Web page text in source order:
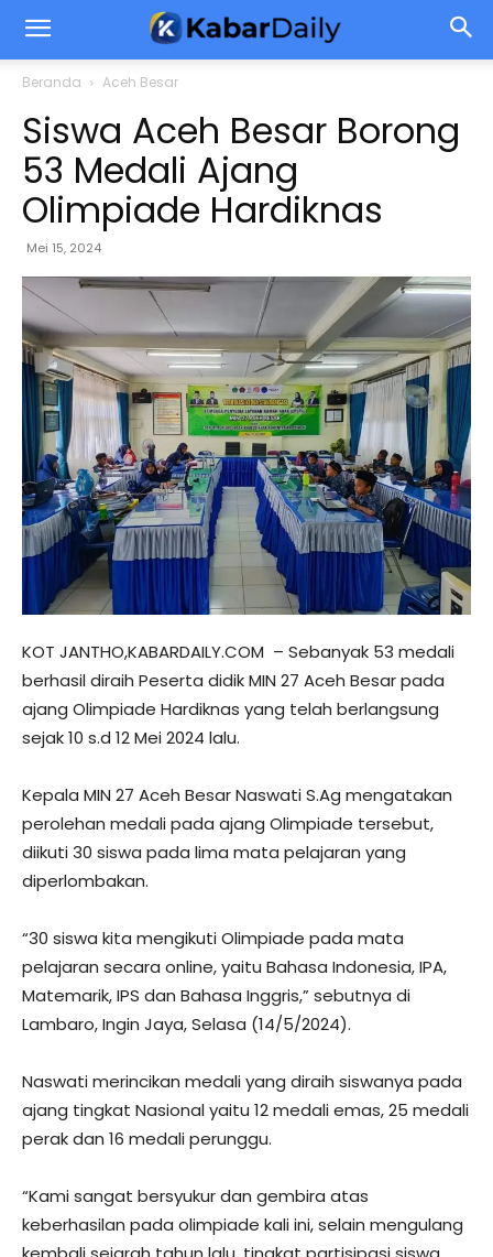
Beranda Aceh Besar
Siswa Aceh Besar Borong
53 Medali Ajang
Olimpiade Hardiknas
Mei 15, 2024
KOT JANTHO,KABARDAILY.COM – Sebanyak 53 medali
berhasil diraih Peserta didik MIN 27 Aceh Besar pada
ajang Olimpiade Hardiknas yang telah berlangsung
sejak 10 s.d 12 Mei 2024 lalu.
Kepala MIN 27 Aceh Besar Naswati S.Ag mengatakan
perolehan medali pada ajang Olimpiade tersebut,
diikuti 30 siswa pada lima mata pelajaran yang
diperlombakan.
“30 siswa kita mengikuti Olimpiade pada mata
pelajaran secara online, yaitu Bahasa Indonesia, IPA,
Matemarik, IPS dan Bahasa Inggris,” sebutnya di
Lambaro, Ingin Jaya, Selasa (14/5/2024).
Naswati merincikan medali yang diraih siswanya pada
ajang tingkat Nasional yaitu 12 medali emas, 25 medali
perak dan 16 medali perunggu.
“Kami sangat bersyukur dan gembira atas
keberhasilan pada olimpiade kali ini, selain mengulang